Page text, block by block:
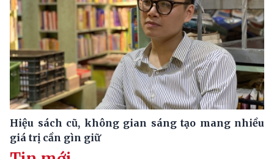
Hiệu sách cũ, không gian sáng tạo mang nhiều
giá trị cần gìn giữ